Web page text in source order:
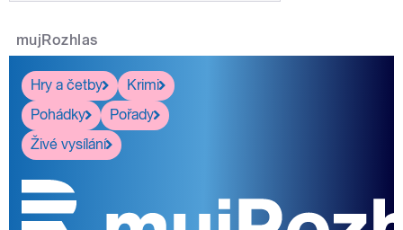
mujRozhlas
Hry a četby
Krimi
Pohádky
Pořady
Živé vysílání